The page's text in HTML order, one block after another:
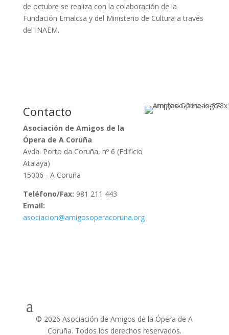
de octubre se realiza con la colaboración de la
Fundación Emalcsa y del Ministerio de Cultura a través
del INAEM.
Contacto
Asociación de Amigos de la
Ópera de A Coruña
Avda. Porto da Coruña, nº 6 (Edificio
Atalaya)
15006 - A Coruña
Teléfono/Fax: 981 211 443
Email:
asociacion@amigosoperacoruna.org
© 2026 Asociación de Amigos de la Ópera de A
Coruña. Todos los derechos reservados.